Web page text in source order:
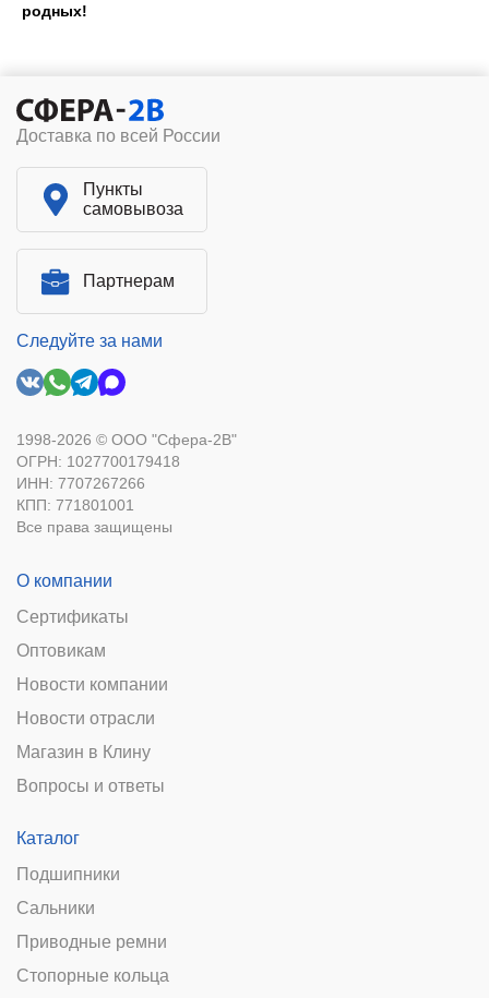
родных!
Доставка по всей России
Пункты
самовывоза
Партнерам
Следуйте за нами
1998-2026 © ООО "Сфера-2В"
ОГРН: 1027700179418
ИНН: 7707267266
КПП: 771801001
Все права защищены
О компании
Сертификаты
Оптовикам
Новости компании
Новости отрасли
Магазин в Клину
Вопросы и ответы
Каталог
Подшипники
Сальники
Приводные ремни
Стопорные кольца